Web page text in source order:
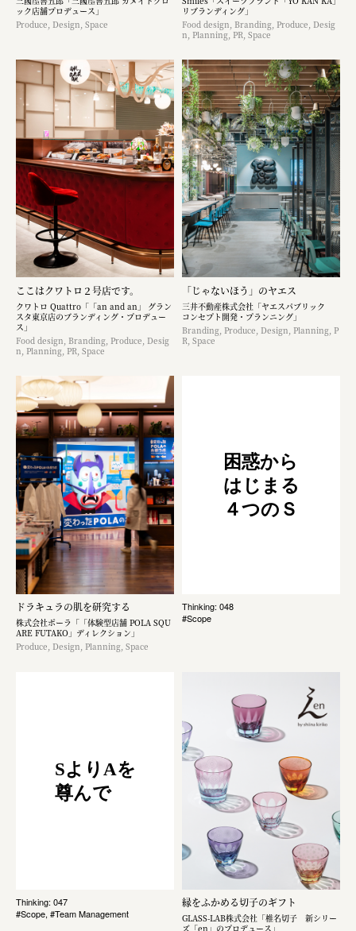
ック店舗プロデュース」
Produce, Design, Space
リブランディング」
Food design, Branding, Produce, Desig
n, Planning, PR, Space
ここはクワトロ２号店です。
クワトロ Quattro「「an and an」 グラン
スタ東京店のブランディング・プロデュー
ス」
Food design, Branding, Produce, Desig
n, Planning, PR, Space
「じゃないほう」のヤエス
三井不動産株式会社「ヤエスパブリック
コンセプト開発・プランニング」
Branding, Produce, Design, Planning, P
R, Space
ドラキュラの肌を研究する
株式会社ポーラ「「体験型店舗 POLA SQU
ARE FUTAKO」ディレクション」
Produce, Design, Planning, Space
困惑から
はじまる
４つのＳ
Thinking: 048
#Scope
SよりAを
尊んで
Thinking: 047
#Scope, #Team Management
縁をふかめる切子のギフト
GLASS-LAB株式会社「椎名切子 新シリー
ズ「en」のプロデュース」